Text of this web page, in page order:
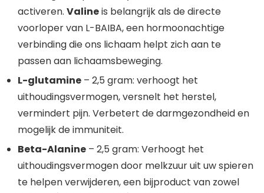
activeren. Valineis belangrijk als de directe
voorloper van L-BAIBA, een hormoonachtige
verbinding die ons lichaam helpt zich aan te
passen aan lichaamsbeweging.
L-glutamine – 2,5 gram: verhoogt het
uithoudingsvermogen, versnelt het herstel,
vermindert pijn. Verbetert de darmgezondheid en
mogelijk de immuniteit.
Beta-Alanine – 2,5 gram: Verhoogt het
uithoudingsvermogen door melkzuur uit uw spieren
te helpen verwijderen, een bijproduct van zowel